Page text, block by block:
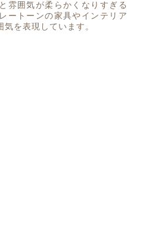
雰囲気が柔らかくなりすぎる
ートーンの家具やインテリア
を表現しています。